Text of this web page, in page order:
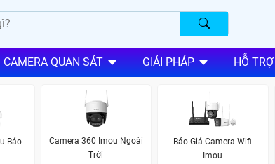
CAMERA QUAN SÁT GIẢI PHÁP HỖ TRỢ
Báo
Camera 360 Imou Ngoài
Trời
Báo Giá Camera Wifi
Imou